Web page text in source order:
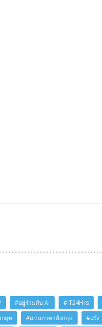
#อยู่ร่วมกับ AI #iT24Hrs
กฤษ #แปลภาษาอังกฤษ #ฝรั่ง